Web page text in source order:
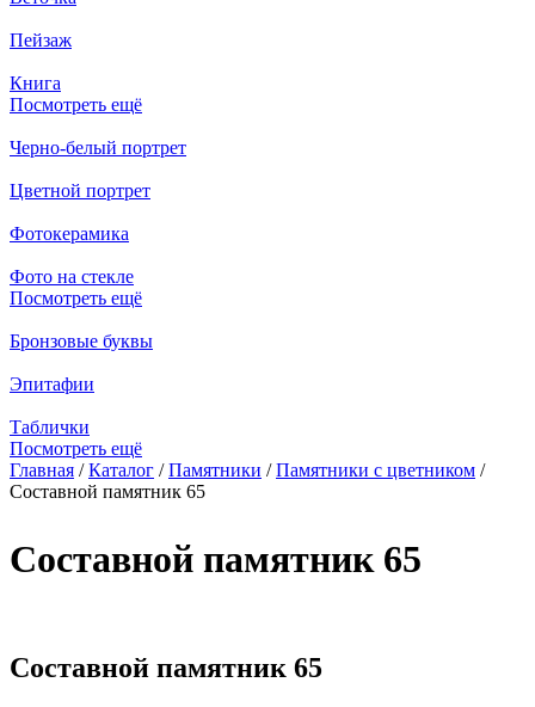
Пейзаж
Книга
Посмотреть ещё
Черно-белый портрет
Цветной портрет
Фотокерамика
Фото на стекле
Посмотреть ещё
Бронзовые буквы
Эпитафии
Таблички
Посмотреть ещё
Вы здесь
Главная / Каталог / Памятники / Памятники с цветником /
Составной памятник 65
Составной памятник 65
Составной памятник 65